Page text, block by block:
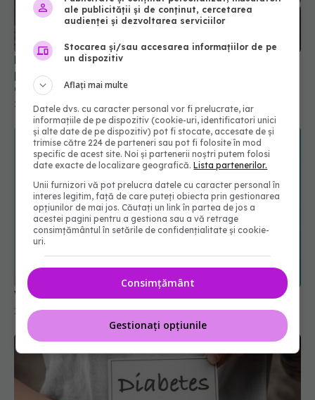
Bătrânii care locuiesc acasă au, de fapt, mai
puțin control asupra propriei vieți decât cei din
azile
23 iul 2026, 09:55
Vitamina C previne răceala? Mit sau adevăr
15 iul 2025, 13:34
ale publicității și de conținut, cercetarea
audienței și dezvoltarea serviciilor
Stocarea și/sau accesarea informațiilor de pe
un dispozitiv
Aflați mai multe
Datele dvs. cu caracter personal vor fi prelucrate, iar
informațiile de pe dispozitiv (cookie-uri, identificatori unici
și alte date de pe dispozitiv) pot fi stocate, accesate de și
trimise către 224 de parteneri sau pot fi folosite în mod
specific de acest site. Noi și partenerii noștri putem folosi
date exacte de localizare geografică.Lista partenerilor.
Unii furnizori vă pot prelucra datele cu caracter personal în
interes legitim, față de care puteți obiecta prin gestionarea
opțiunilor de mai jos. Căutați un link în partea de jos a
acestei pagini pentru a gestiona sau a vă retrage
consimțământul în setările de confidențialitate și cookie-
uri.
Consimțământ
Gestionați opțiunile